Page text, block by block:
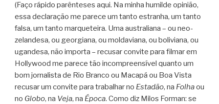
(Faço rápido parênteses aqui. Na minha humilde opinião,
essa declaração me parece um tanto estranha, um tanto
falsa, um tanto marqueteira. Uma australiana – ou neo-
zelandesa, ou georgiana, ou moldaviana, ou boliviana, ou
ugandesa, não importa – recusar convite para filmar em
Hollywood me parece tão incompreensível quanto um
bom jornalista de Rio Branco ou Macapá ou Boa Vista
recusar um convite para trabalhar no Estadão, na Folhaou
no Globo, na Veja, na Época. Como diz Milos Forman: se